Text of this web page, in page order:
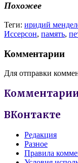
Похожее
Теги: иридий
Иссерсон, память,
Комментарии
Для отправки
ВКонтакте
Редакция
Разное
Правила